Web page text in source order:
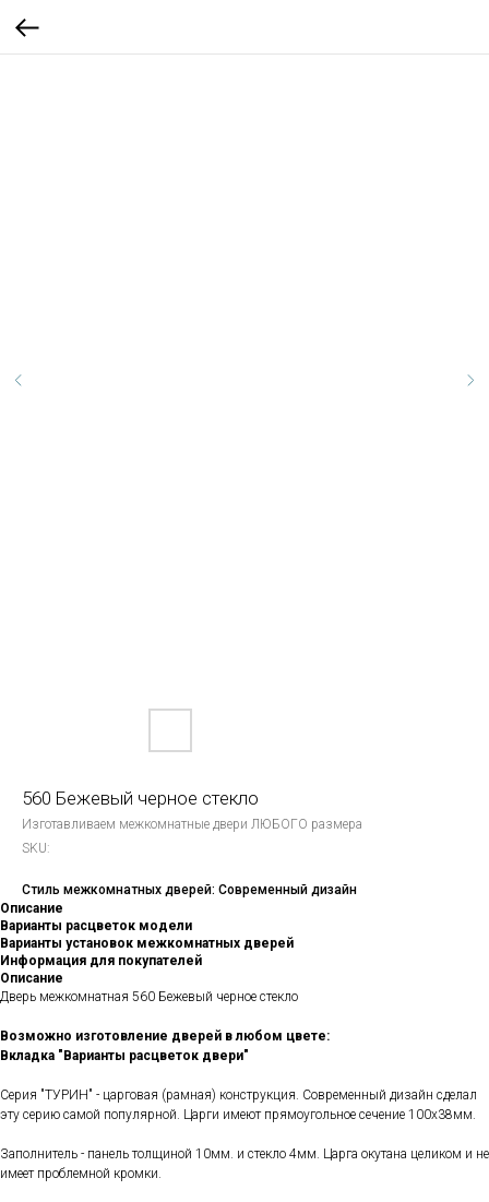
560 Бежевый черное стекло
Изготавливаем межкомнатные двери ЛЮБОГО размера
SKU:
Стиль межкомнатных дверей: Современный дизайн
Описание
Варианты расцветок модели
Варианты установок межкомнатных дверей
Информация для покупателей
Описание
Дверь межкомнатная 560 Бежевый черное стекло
Возможно изготовление дверей в любом цвете:
Вкладка "Варианты расцветок двери"
Серия "ТУРИН" - царговая (рамная) конструкция. Современный дизайн сделал
эту серию самой популярной. Царги имеют прямоугольное сечение 100х38мм.
Заполнитель - панель толщиной 10мм. и стекло 4мм. Царга окутана целиком и не
имеет проблемной кромки.